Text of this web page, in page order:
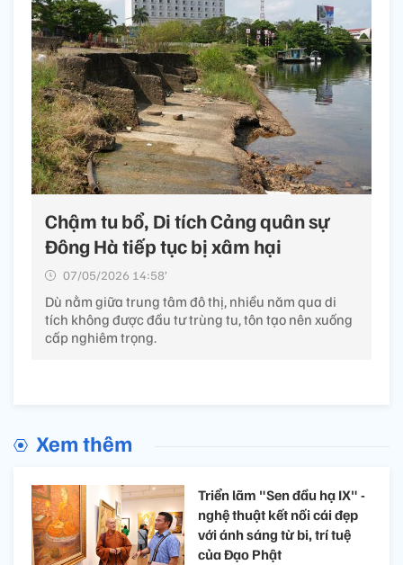
Chậm tu bổ, Di tích Cảng quân sự
Đông Hà tiếp tục bị xâm hại
07/05/2026 14:58’
Dù nằm giữa trung tâm đô thị, nhiều năm qua di
tích không được đầu tư trùng tu, tôn tạo nên xuống
cấp nghiêm trọng.
Xem thêm
Triển lãm "Sen đầu hạ IX" -
nghệ thuật kết nối cái đẹp
với ánh sáng từ bi, trí tuệ
của Đạo Phật